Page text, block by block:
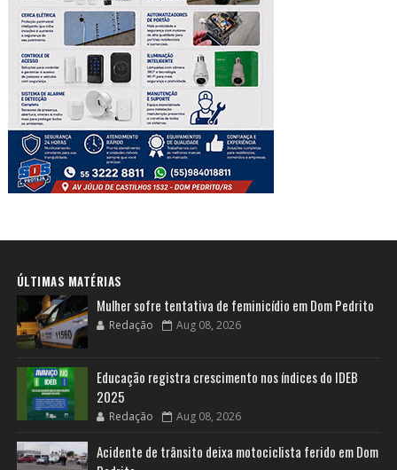
ÚLTIMAS MATÉRIAS
Mulher sofre tentativa de feminicídio em Dom Pedrito
Redação Aug 08, 2026
Educação registra crescimento nos índices do IDEB
2025
Redação Aug 08, 2026
Acidente de trânsito deixa motociclista ferido em Dom